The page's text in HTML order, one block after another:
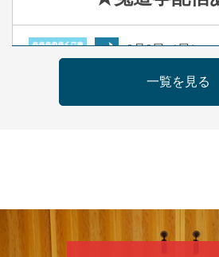
8月9日（日）
らららのらくご会④
桂雀太「まんじゅうこわ
お問合せ：らららのら
090-6976-1777 email：
一覧を見る